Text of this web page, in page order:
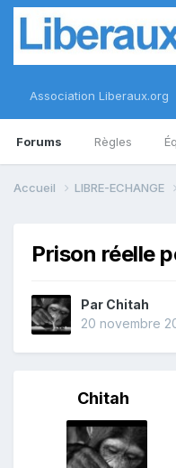
Association Liberaux.org
Forums Règles
Accueil LIBRE-ECHANGE
Prison réelle
Par Chitah
20 novembre
Chitah